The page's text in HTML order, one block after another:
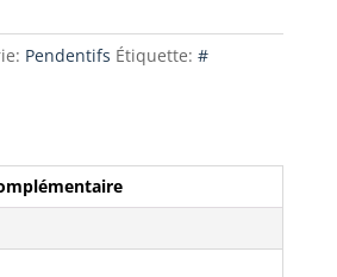
Pendentifs Étiquette: #